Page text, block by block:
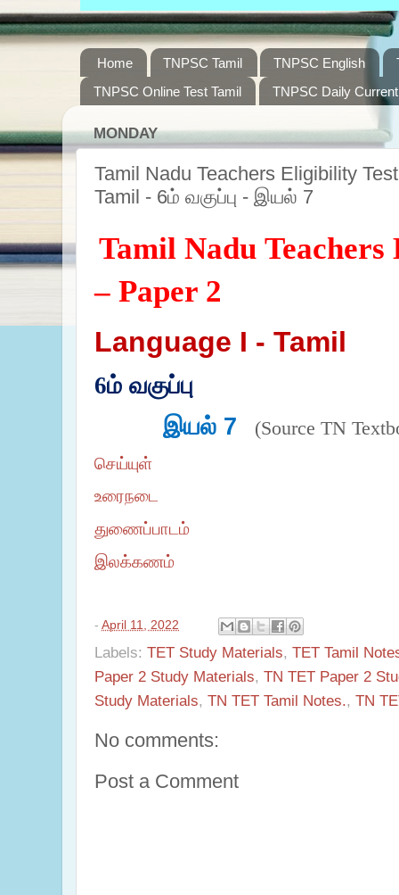
Home TNPSC Tamil TNPSC English
TNPSC Online Test Tamil
TNPSC Daily
MONDAY
Tamil Nadu Teachers Eligibility
Tamil - 6ம் வகுப்பு - இயல் 7
Tamil Nadu
– Paper 2
Language I - Tamil
6ம் வகுப்பு
இயல் 7
(Source TN
செய்யுள்
உரைநடை
துணைப்பாடம்
இலக்கணம்
- April 11, 2022
Labels: TET Study Materials, TET Tamil
Paper 2 Study Materials, TN TET Paper 2
Study Materials, TN TET Tamil Notes., TN
No comments:
Post a Comment